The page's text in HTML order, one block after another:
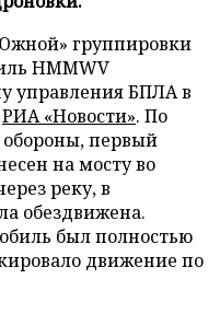
группировки
HMMWV
управления БПЛА в
РИА «Новости». По
первый
на мосту во
реку, в
обездвижена.
был полностью
движение по